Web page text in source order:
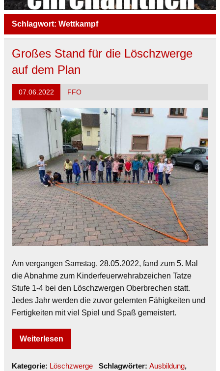
Schlagwort: Wettkampf
Großes Stand für die Löschzwerge
auf dem Plan
07.06.2022 FFO
Am vergangen Samstag, 28.05.2022, fand zum 5. Mal
die Abnahme zum Kinderfeuerwehrabzeichen Tatze
Stufe 1-4 bei den Löschzwergen Oberbrechen statt.
Jedes Jahr werden die zuvor gelernten Fähigkeiten und
Fertigkeiten mit viel Spiel und Spaß gemeistert.
Weiterlesen
Kategorie: Löschzwerge Schlagwörter: Ausbildung,